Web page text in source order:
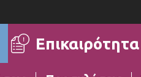
Επικαιρότητα